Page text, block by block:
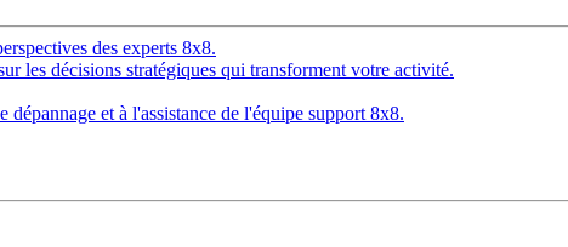
des experts 8x8.
les décisions stratégiques qui transforment votre activité.
et à l'assistance de l'équipe support 8x8.